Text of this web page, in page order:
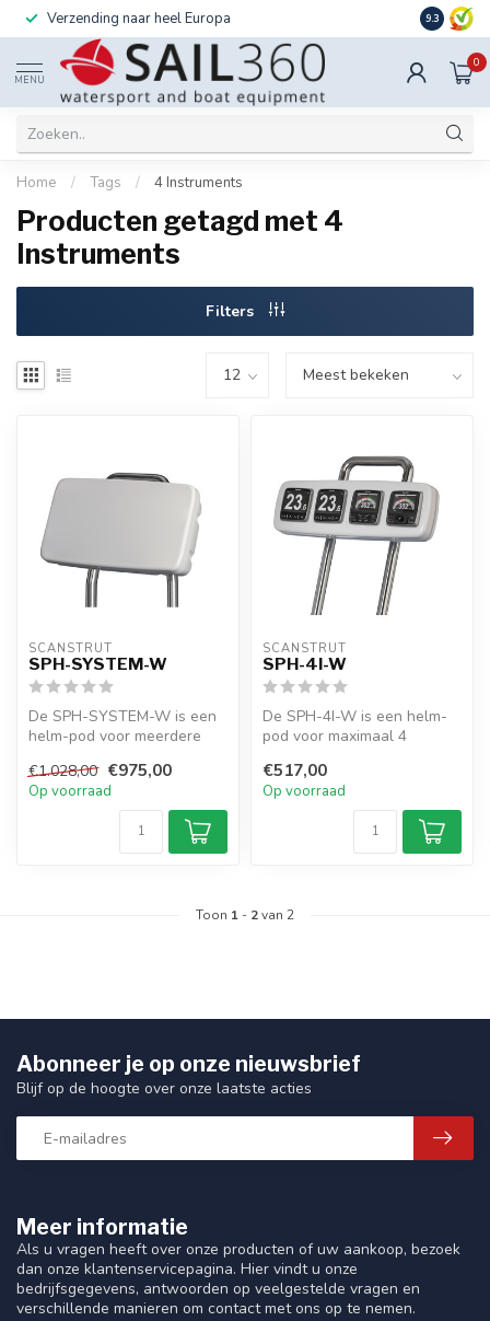
Verzending naar heel Europa Ook
9.3
MENU
0
Home / Tags / 4 Instruments
Producten getagd met 4
Instruments
Filters
SCANSTRUT
SPH-SYSTEM-W
De SPH-SYSTEM-W is een
helm-pod voor meerdere
instrumenten...
€1.028,00 €975,00
Op voorraad
SCANSTRUT
SPH-4I-W
De SPH-4I-W is een helm-
pod voor maximaal 4
waterdichte mont...
€517,00
Op voorraad
Toon 1 - 2van 2
Meer informatie
Als u vragen heeft over onze producten of uw aankoop, bezoek
dan onze klantenservicepagina. Hier vindt u onze
bedrijfsgegevens, antwoorden op veelgestelde vragen en
verschillende manieren om contact met ons op te nemen.
Abonneer je op onze nieuwsbrief
Blijf op de hoogte over onze laatste acties